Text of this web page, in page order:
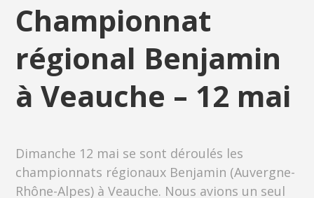
Championnat
régional Benjamin
à Veauche – 12 mai
Dimanche 12 mai se sont déroulés les
championnats régionaux Benjamin (Auvergne-
Rhône-Alpes) à Veauche. Nous avions un seul